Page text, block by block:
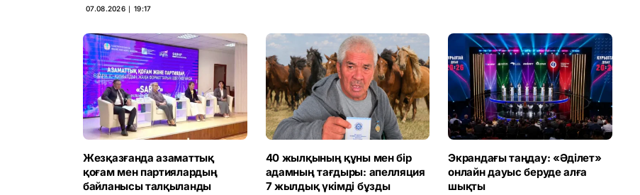
07.08.2026 ∣ 19:17
Жезқазғанда азаматтық
қоғам мен партиялардың
байланысы талқыланды
40 жылқының құны мен бір
адамның тағдыры: апелляция
7 жылдық үкімді бұзды
Экрандағы таңдау: «Әділет»
онлайн дауыс беруде алға
шықты